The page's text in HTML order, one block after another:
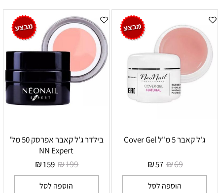
ג'ל קאבר 5 מ"ל Cover Gel
₪69
₪57
הוספה לסל
בילדר ג'ל קאבר אפרסק 50 מל'
NN Expert
₪199
₪159
הוספה לסל